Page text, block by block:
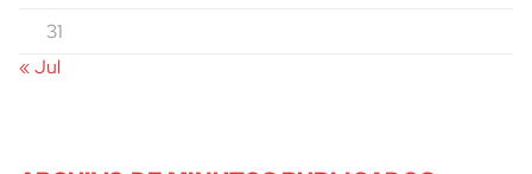
31
« Jul